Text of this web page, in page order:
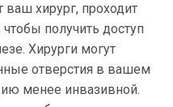
ваш хирург, проходит
получить доступ
Хирурги могут
отверстия в вашем
менее инвазивной.